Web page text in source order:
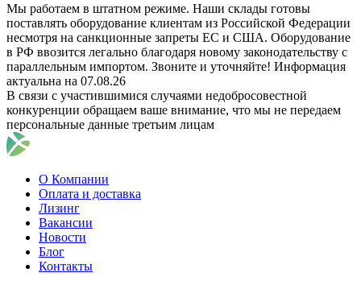
Мы работаем в штатном режиме. Наши склады готовы
поставлять оборудование клиентам из Российской Федерации
несмотря на санкционные запреты ЕС и США. Оборудование
в РФ ввозится легально благодаря новому законодательству с
параллельным импортом. Звоните и уточняйте! Информация
актуальна на 07.08.26
В связи с участившимися случаями недобросовестной
конкуренции обращаем ваше внимание, что мы не передаем
персональные данные третьим лицам
О Компании
Оплата и доставка
Лизинг
Вакансии
Новости
Блог
Контакты